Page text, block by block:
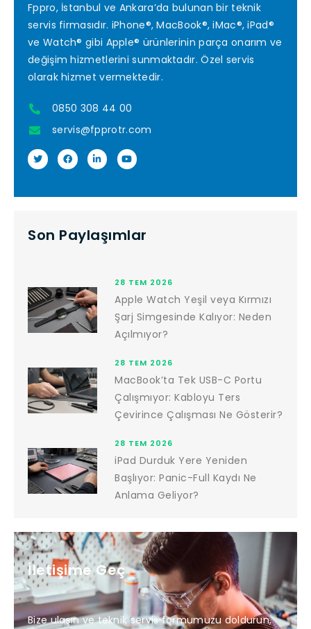
Fppro, İstanbul ve Ankara’da bulunan bir teknik
servis firmasıdır. iPhone®, MacBook®, iMac®, iPad®
ve Watch® gibi Apple® ürünlerinin parça onarım ve
değişim hizmetlerini sunmaktadır. Özel servis
olarak hizmet vermektedir.
0850 308 44 00
servis@fpprotr.com
Son Paylaşımlar
28 TEM 2026
Apple Watch Yeşil veya Kırmızı
Şarj Simgesinde Kalıyor: Neden
Açılmıyor?
28 TEM 2026
MacBook’ta Tek USB-C Portu
Çalışmıyor: Kabloyu Ters
Çevirince Çalışması Ne Gösterir?
28 TEM 2026
iPad Durduk Yere Yeniden
Başlıyor: Panic-Full Kaydı Ne
Anlama Geliyor?
İletişime Geç
Bize ulaşın ve teknik servis formumuzu doldurun,